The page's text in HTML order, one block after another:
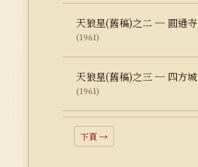
天狼星(舊稿)之二 ─ 圓通寺
(1961)
天狼星(舊稿)之三 ─ 四方城
(1961)
下頁 →